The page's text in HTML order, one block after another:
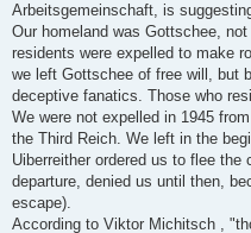
Arbeitsgemeinschaft, is
Our homeland was Gottschee,
residents were expelled to make
we left Gottschee of free will, but
deceptive fanatics. Those who
We were not expelled in 1945
the Third Reich. We left in the
Uiberreither ordered us to flee
departure, denied us until then,
escape).
According to Viktor Michitsch ,